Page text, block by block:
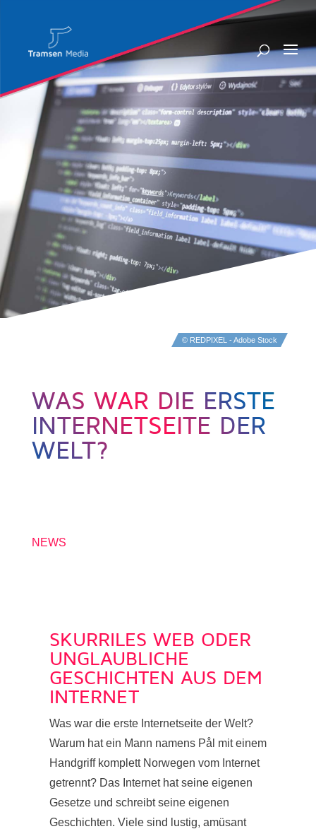
© REDPIXEL - Adobe Stock
WAS WAR DIE ERSTE
INTERNETSEITE DER
WELT?
NEWS
SKURRILES WEB ODER
UNGLAUBLICHE
GESCHICHTEN AUS DEM
INTERNET
Was war die erste Internetseite der Welt?
Warum hat ein Mann namens Pål mit einem
Handgriff komplett Norwegen vom Internet
getrennt? Das Internet hat seine eigenen
Gesetze und schreibt seine eigenen
Geschichten. Viele sind lustig, amüsant